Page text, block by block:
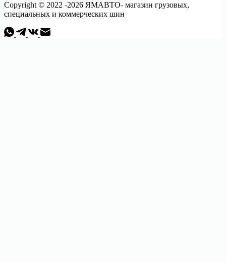
Copyright © 2022 -2026 ЯМАВТО- магазин грузовых,
специальных и коммерческих шин